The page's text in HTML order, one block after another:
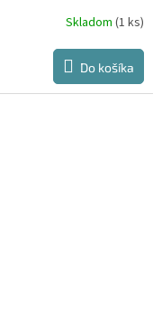
Skladom (1 ks)
Do košíka